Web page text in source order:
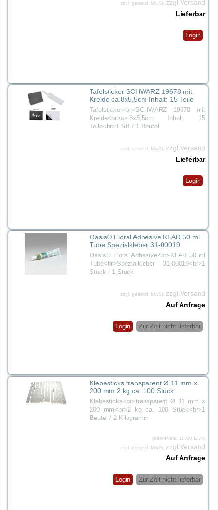
zzgl. gesetzl. MwSt.
zzgl.Versand
Lieferbar
Login
Tafelsticker SCHWARZ 19678 mit
Kreide ca.8x5,5cm Inhalt: 15 Teile
Tafelsticker<br>SCHWARZ 19678 mit
Kreide<br>ca.8x5,5cm Inhalt: 15
Teile<br>1 SB / 1 Beutel
zzgl. gesetzl. MwSt. zzgl.Versand
Lieferbar
Login
Oasis® Floral Adhesive KLAR 50 ml
Tube Spezialkleber 31-00019
Oasis® Floral Adhesive<br>KLAR 50 ml
Tube<br>Spezialkleber 31-00019<br>1
Stück / 1 Stück
zzgl. gesetzl. MwSt. zzgl.Versand
Auf Anfrage
Zur Zeit nicht lieferbar
Login
Klebesticks transparent Ø 11 mm x
200 mm 2 kg ca. 100 Stück
Klebesticks<br>transparent Ø 11 mm x
200 mm<br>2 kg ca. 100 Stück<br>1
Beutel / 2 Kilogramm
(alter Preis: 15,60 EUR)
zzgl. gesetzl. MwSt.
zzgl.Versand
Auf Anfrage
Zur Zeit nicht lieferbar
Login